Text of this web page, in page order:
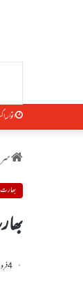
اتوار,
بھارت
4 فروری, 2022